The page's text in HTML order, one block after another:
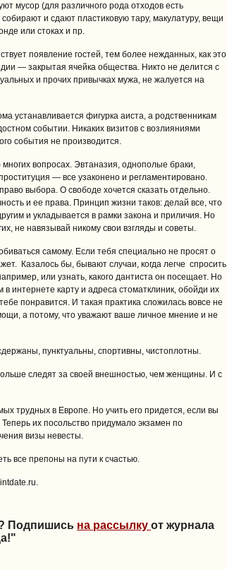
мусор (для различного рода отходов есть
и сдают пластиковую тару, макулатуру, вещи
или стоках и пр.
появление гостей, тем более нежданных, как это
— закрытая ячейка общества. Никто не делится с
и прочих привычках мужа, не жалуется на
устанавливается фигурка аиста, а родственникам
событии. Никаких визитов с возлияниями
события не производится.
вопросах. Эвтаназия, однополые браки,
— все узаконено и регламентировано.
выбора. О свободе хочется сказать отдельно.
и ее права. Принцип жизни таков: делай все, что
и укладывается в рамки закона и приличия. Но
не навязывай никому свои взгляды и советы.
самому. Если тебя специально не просят о
Казалось бы, бывают случаи, когда легче спросить
или узнать, какого дантиста он посещает. Но
в интернете карту и адреса стоматклиник, обойди их
понравится. И такая практика сложилась вовсе не
а потому, что уважают ваше личное мнение и не
пунктуальны, спортивны, чистоплотны.
следят за своей внешностью, чем женщины. И с
трудных в Европе. Но учить его придется, если вы
их посольство придумало экзамен по
визы невесты.
все препоны на пути к счастью.
Подпишись на рассылку от журнала